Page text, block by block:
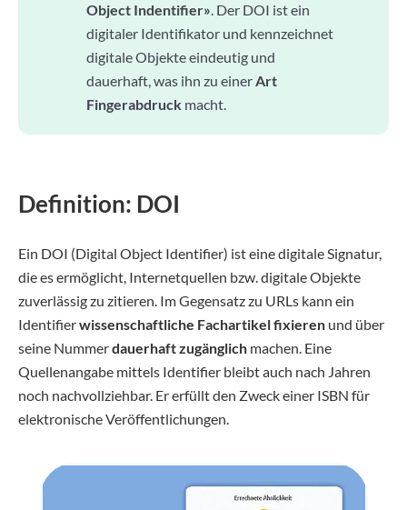
Object Indentifier». Der DOI ist ein
digitaler Identifikator und kennzeichnet
digitale Objekte eindeutig und
dauerhaft, was ihn zu einerArt
Fingerabdruck macht.
Definition: DOI
Ein DOI (Digital Object Identifier) ist eine digitale Signatur,
die es ermöglicht, Internetquellen bzw. digitale Objekte
zuverlässig zu zitieren. Im Gegensatz zu URLs kann ein
Identifierwissenschaftliche Fachartikel fixieren und über
seine Nummerdauerhaft zugänglich machen. Eine
Quellenangabe mittels Identifier bleibt auch nach Jahren
noch nachvollziehbar. Er erfüllt den Zweck einer ISBN für
elektronische Veröffentlichungen.